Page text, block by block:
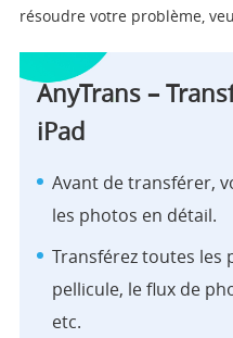
résoudre votre problème,
AnyTrans –
iPad
Avant de transférer,
les photos en détail.
Transférez toutes les
pellicule, le flux de
etc.